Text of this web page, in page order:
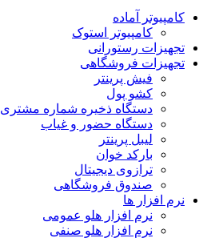
کامپیوتر آماده
کامپیوتر استوک
تجهیزات رستورانی
تجهیزات فروشگاهی
فیش پرینتر
کشو پول
دستگاه ذخیره شماره مشتری
دستگاه حضور و غیاب
لیبل پرینتر
بارکد خوان
ترازوی دیجیتال
صندوق فروشگاهی
نرم افزار ها
نرم افزار هلو عمومی
نرم افزار هلو صنفی